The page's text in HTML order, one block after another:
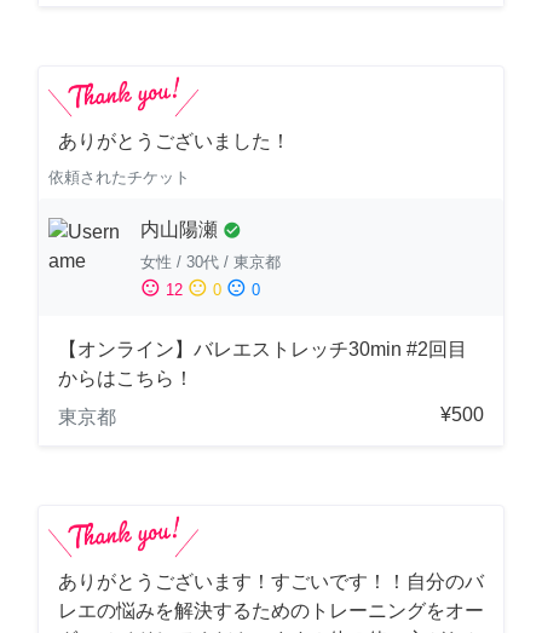
ありがとうございました！
依頼されたチケット
内山陽瀬 check_circle
女性 / 30代 / 東京都
sentiment_satisfied 12 sentiment_neutral 0 sentiment_dissatisfied 0
【オンライン】バレエストレッチ30min #2回目
からはこちら！
東京都
¥500
ありがとうございます！すごいです！！自分のバ
レエの悩みを解決するためのトレーニングをオー